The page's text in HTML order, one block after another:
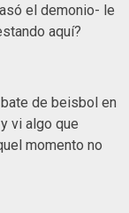
el demonio- le
aquí?
de beisbol en
vi algo que
momento no